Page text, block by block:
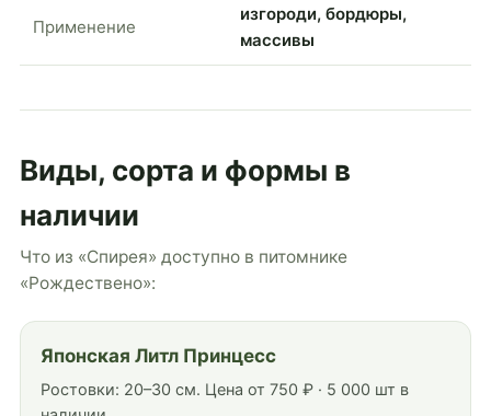
Применение
изгороди, бордюры,
массивы
Виды, сорта и формы в
наличии
Что из «Спирея» доступно в питомнике
«Рождествено»:
Японская Литл Принцесс
Ростовки: 20–30 см. Цена от 750 ₽ · 5 000 шт в